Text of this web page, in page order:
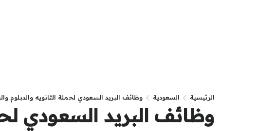
الرئيسية السعودية وظائف البريد السعودي لحملة الثانويه والدبلوم
وظائف البريد السعودي